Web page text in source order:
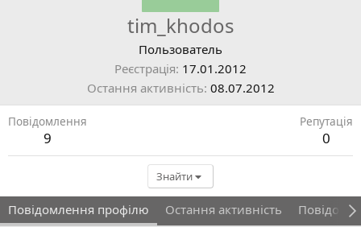
tim_khodos
Пользователь
Реєстрація 17.01.2012
Остання активність 08.07.2012
Повідомлення
9
Репутація
0
Знайти
Повідомлення профілю Остання активність